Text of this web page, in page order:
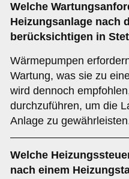
Welche
Heizungsanlage nach
berücksichtigen in
Wärmepumpen
Wartung, was sie zu
wird dennoch
durchzuführen, um die
Anlage zu
Welche
nach einem